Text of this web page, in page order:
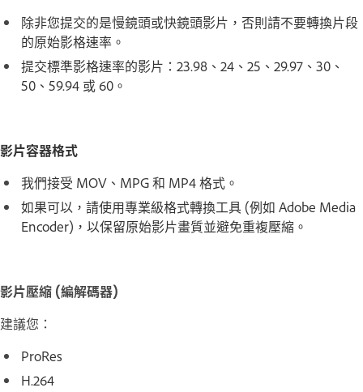
除非您提交的是慢鏡頭或快鏡頭影片，否則請不要轉換片段
的原始影格速率。
提交標準影格速率的影片：23.98、24、25、29.97、30、
50、59.94 或 60。
影片容器格式
我們接受 MOV、MPG 和 MP4 格式。
如果可以，請使用專業級格式轉換工具 (例如 Adobe Media
Encoder)，以保留原始影片畫質並避免重複壓縮。
影片壓縮 (編解碼器)
建議您：
ProRes
H.264